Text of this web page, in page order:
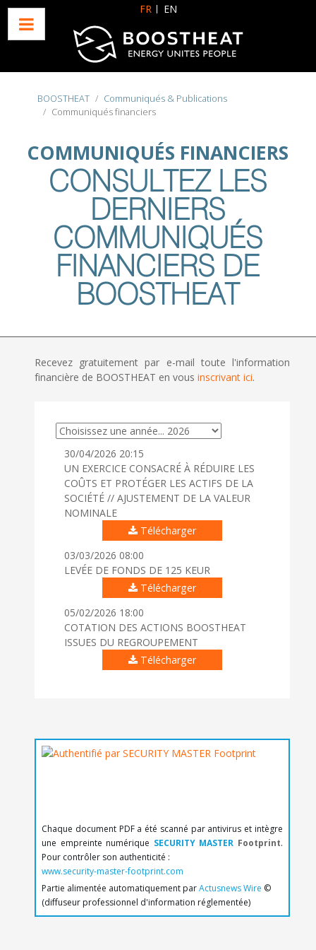
Sélectionnez votre langue FR EN
BOOSTHEAT
Communiqués & Publications
Communiqués financiers
COMMUNIQUÉS FINANCIERS
CONSULTEZ LES
DERNIERS
COMMUNIQUÉS
FINANCIERS DE
BOOSTHEAT
Recevez gratuitement par e-mail toute l'information
financière de BOOSTHEAT en vous inscrivant ici.
30/04/2026 20:15
UN EXERCICE CONSACRÉ À RÉDUIRE LES
COÛTS ET PROTÉGER LES ACTIFS DE LA
SOCIÉTÉ // AJUSTEMENT DE LA VALEUR
NOMINALE
Télécharger
03/03/2026 08:00
LEVÉE DE FONDS DE 125 KEUR
Télécharger
05/02/2026 18:00
COTATION DES ACTIONS BOOSTHEAT
ISSUES DU REGROUPEMENT
Télécharger
Chaque document PDF a été scanné par antivirus et intègre
une empreinte numérique SECURITY MASTER Footprint.
Pour contrôler son authenticité :
www.security-master-footprint.com
Partie alimentée automatiquement parActusnews Wire ©
(diffuseur professionnel d'information réglementée)